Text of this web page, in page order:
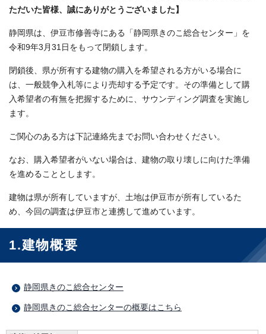
ただいた皆様、誠にありがとうございました】
静岡県は、伊豆市修善寺にある「静岡県きのこ総合センター」を
令和9年3月31日をもって閉鎖します。
閉鎖後、県が所有する建物の購入を希望される方がいる場合に
は、一般競争入札等により売却する予定です。その準備として購
入希望者の有無を把握するために、サウンディング調査を実施し
ます。
ご関心のある方は下記連絡先までお問い合わせください。
なお、購入希望者がいない場合は、建物の取り壊しに向けた準備
を進めることとします。
建物は県が所有していますが、土地は伊豆市が所有しているた
め、今回の調査は伊豆市と連携して進めています。
1.建物概要
静岡県きのこ総合センター
静岡県きのこ総合センターの概要はこちら